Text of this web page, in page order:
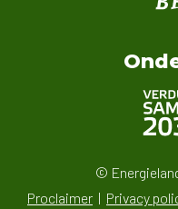
©
Proclaimer
Privacy